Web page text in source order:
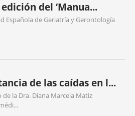
del ‘Manua...
Española de Geriatría y Gerontología
de las caídas en l...
de la Dra. Diana Marcela Matiz